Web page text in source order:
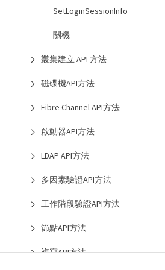
SetLoginSessionInfo
關機
叢集建立 API 方法
磁碟機API方法
Fibre Channel API方法
啟動器API方法
LDAP API方法
多因素驗證API方法
工作階段驗證API方法
節點API方法
複寫API方法